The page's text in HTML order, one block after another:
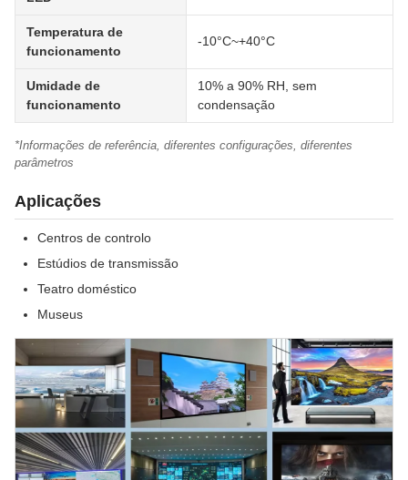
Temperatura de
funcionamento
-10°C~+40°C
Umidade de
funcionamento
10% a 90% RH, sem
condensação
*Informações de referência, diferentes configurações, diferentes
parâmetros
Aplicações
Centros de controlo
Estúdios de transmissão
Teatro doméstico
Museus